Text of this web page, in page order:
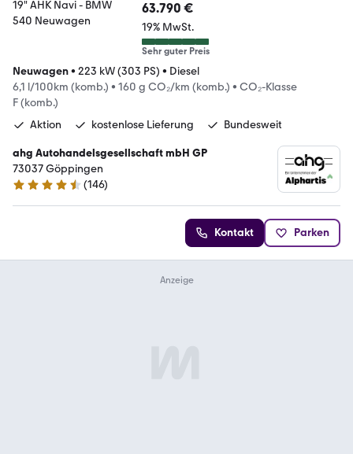
63.790 €
19% MwSt.
Sehr guter Preis
Neuwagen• 223 kW (303 PS) • Diesel
6,1 l/100km (komb.) • 160 g CO₂/km (komb.) • CO₂-Klasse
F (komb.)
Aktion
kostenlose Lieferung Bundesweit
ahg Autohandelsgesellschaft mbH GP
73037 Göppingen
4.4 Sterne
(146)
Kontakt Parken